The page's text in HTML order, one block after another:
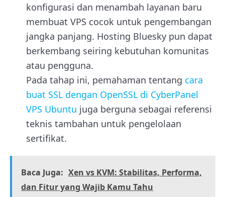
konfigurasi dan menambah layanan baru
membuat VPS cocok untuk pengembangan
jangka panjang. Hosting Bluesky pun dapat
berkembang seiring kebutuhan komunitas
atau pengguna.
Pada tahap ini, pemahaman tentang cara
buat SSL dengan OpenSSL di CyberPanel
VPS Ubuntu juga berguna sebagai referensi
teknis tambahan untuk pengelolaan
sertifikat.
Baca Juga: Xen vs KVM: Stabilitas, Performa,
dan Fitur yang Wajib Kamu Tahu